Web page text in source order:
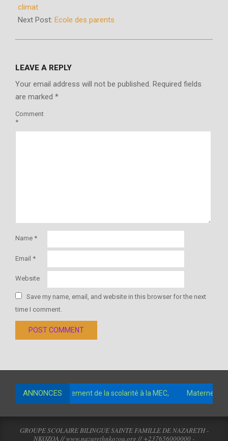
31
climat
Next Post: Ecole des parents
LEAVE A REPLY
Your email address will not be published. Required fields
are marked *
Comment
*
Name *
Email *
Website
Save my name, email, and website in this browser for the next
time I comment.
ANNONCES
comptes pour le paiement de la scolarité à la MEC, Maternelle
GROUPE SCOLAIRE BILINGUE SAINTE FAMILLE DE NAZARETH -
NKOZOA // www.nazarethnkozoa.org // +237656000000 -